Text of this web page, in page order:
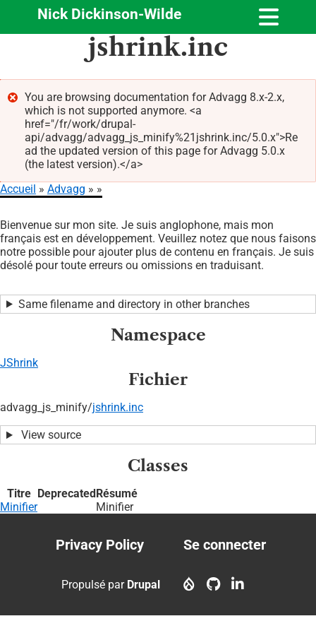
Aller
principal
Nick Dickinson-Wilde
jshrink.inc
Message
d'erreur
You are browsing documentation for Advagg 8.x-2.x,
which is not supported anymore. <a
href="/fr/work/drupal-
api/advagg/advagg_js_minify%21jshrink.inc/5.0.x">Re
ad the updated version of this page for Advagg 5.0.x
(the latest version).</a>
d'Ariane
Accueil Advagg
Bienvenue sur mon site. Je suis anglophone, mais mon
français est en développement. Veuillez notez que nous faisons
notre possible pour ajouter plus de contenu en français. Je suis
désolé pour toute erreurs ou omissions en traduisant.
Same filename and directory in other branches
Namespace
JShrink
Fichier
advagg_js_minify/jshrink.inc
View source
Classes
Titre Deprecated Résumé
Minifier
Minifier
Footer
menu
Privacy Policy
account
Se connecter
Propulsé par Drupal